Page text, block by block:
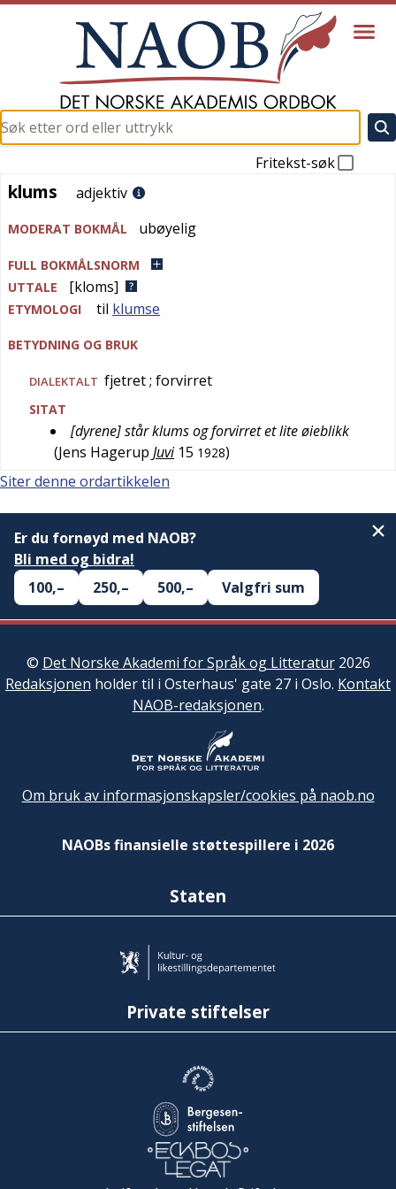
Fritekst-søk
klums
klums adjektiv
MODERAT BOKMÅL ubøyelig
FULL BOKMÅLSNORM
UTTALE
[kloms]
ETYMOLOGI til klumse
BETYDNING OG BRUK
DIALEKTALT fjetret; forvirret
SITAT
[dyrene] står klums og forvirret et lite øieblikk
(Jens Hagerup Juvi 15 1928)
Siter denne ordartikkelen
Er du fornøyd med NAOB?
Bli med og bidra!
100,–
250,– 500,– Valgfri sum
© Det Norske Akademi for Språk og Litteratur2026
Redaksjonen holder til i Osterhaus' gate 27 i Oslo. Kontakt
NAOB-redaksjonen.
Om bruk av informasjonskapsler/cookies på naob.no
NAOBs finansielle støttespillere i 2026
Staten
Private stiftelser